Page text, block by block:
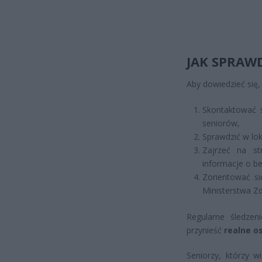
JAK
Aby dowiedzieć
seniorów,
Sprawdzić w
Zajrzeć na
informacje o
Zorientować
Ministerstwa
Regularne
przynieść realne
Seniorzy, którzy